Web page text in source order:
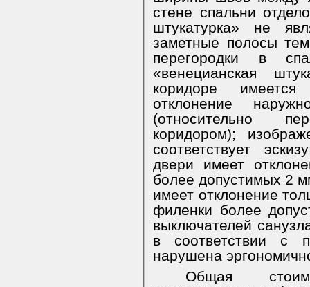
стене спальни
штукатурка» не
заметные полосы
перегородки в
«венецианская
коридоре
отклонение
(относительно
коридором);
соответствует
двери имеет
более допустимых 2
имеет отклонение
филенки более
выключателей
в соответствии с
нарушена
Общая